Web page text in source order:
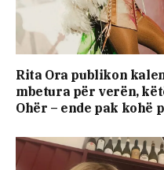
Rita Ora publikon
mbetura për verën,
Ohër – ende pak kohë